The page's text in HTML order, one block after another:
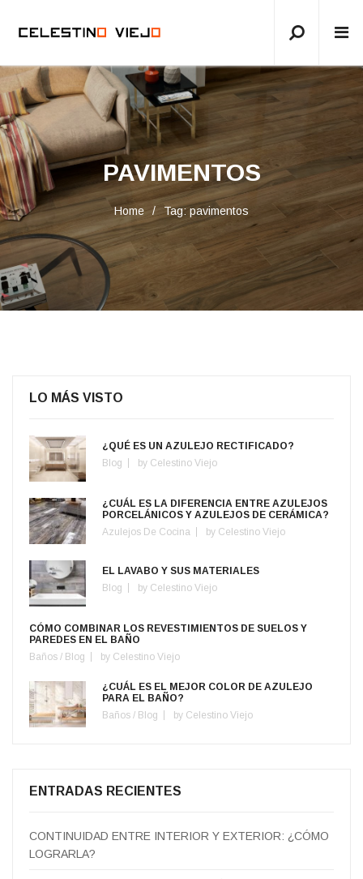
PAVIMENTOS
Home Tag: pavimentos
LO MÁS VISTO
¿QUÉ ES UN AZULEJO RECTIFICADO?
Blog
by Celestino Viejo
¿CUÁL ES LA DIFERENCIA ENTRE AZULEJOS
PORCELÁNICOS Y AZULEJOS DE CERÁMICA?
Azulejos De Cocina
by Celestino Viejo
EL LAVABO Y SUS MATERIALES
Blog
by Celestino Viejo
CÓMO COMBINAR LOS REVESTIMIENTOS DE SUELOS Y
PAREDES EN EL BAÑO
Baños / Blog by Celestino Viejo
¿CUÁL ES EL MEJOR COLOR DE AZULEJO
PARA EL BAÑO?
Baños / Blog by Celestino Viejo
ENTRADAS RECIENTES
CONTINUIDAD ENTRE INTERIOR Y EXTERIOR: ¿CÓMO
LOGRARLA?